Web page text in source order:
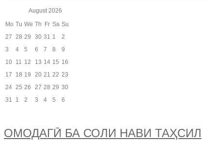
August 2026
Mo Tu We Th Fr Sa Su
27 28 29 30 31 1
2
3
4 5 6 7 8
9
10 11 12 13 14 15 16
17
18 19 20 21 22 23
24 25 26 27 28 29 30
31
1 2 3 4 5 6
ОМОДАГӢ БА СОЛИ НАВИ ТАҲСИЛ